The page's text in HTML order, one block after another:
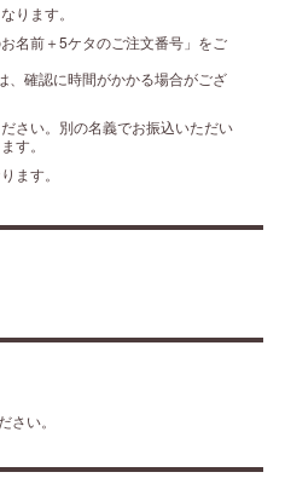
ります。
名前＋5ケタのご注文番号」をご
、確認に時間がかかる場合がござ
さい。別の名義でお振込いただい
す。
ます。
さい。